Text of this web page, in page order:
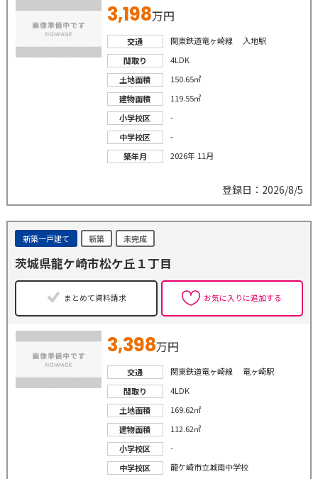
3,198万円
交通
関東鉄道竜ヶ崎線 入地駅
間取り
4LDK
土地面積
150.65㎡
建物面積
119.55㎡
小学校区
-
中学校区
-
築年月
2026年 11月
登録日：2026/8/5
新築一戸建て 新築 未完成
茨城県龍ケ崎市松ケ丘１丁目
まとめて資料請求 お気に入りに追加する
3,398万円
交通
関東鉄道竜ヶ崎線 竜ヶ崎駅
間取り
4LDK
土地面積
169.62㎡
建物面積
112.62㎡
小学校区
-
中学校区
龍ケ崎市立城南中学校